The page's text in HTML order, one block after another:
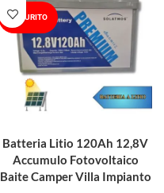
ESAURITO
Batteria Litio 120Ah 12,8V
Accumulo Fotovoltaico
Baite Camper Villa Impianto